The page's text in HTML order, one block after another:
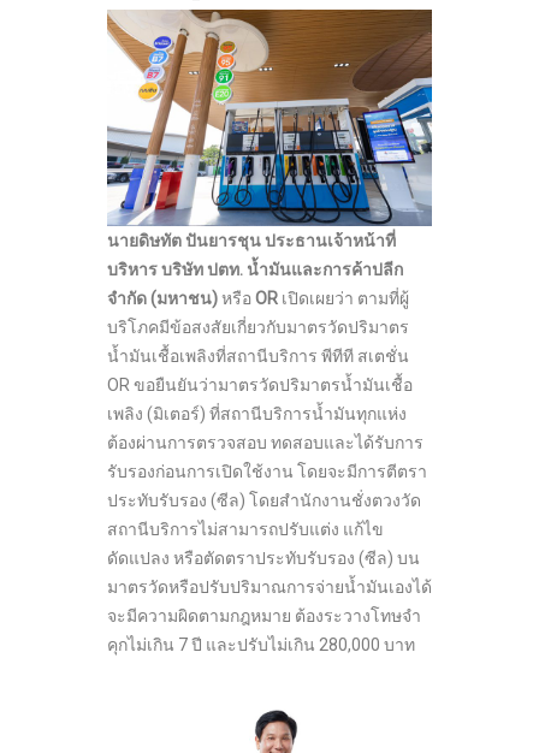
นายดิษทัต ปันยารชุนประธานเจ้าหน้าที่
บริหาร บริษัท ปตท. น้ำมันและการค้าปลีก
จำกัด (มหาชน)หรือ OR เปิดเผยว่า ตามที่ผู้
บริโภคมีข้อสงสัยเกี่ยวกับมาตรวัดปริมาตร
น้ำมันเชื้อเพลิงที่สถานีบริการ พีทีที สเตชั่น
OR ขอยืนยันว่ามาตรวัดปริมาตรน้ำมันเชื้อ
เพลิง (มิเตอร์) ที่สถานีบริการน้ำมันทุกแห่ง
ต้องผ่านการตรวจสอบ ทดสอบและได้รับการ
รับรองก่อนการเปิดใช้งาน โดยจะมีการตีตรา
ประทับรับรอง (ซีล) โดยสำนักงานชั่งตวงวัด
สถานีบริการไม่สามารถปรับแต่ง แก้ไข
ดัดแปลง หรือตัดตราประทับรับรอง (ซีล) บน
มาตรวัดหรือปรับปริมาณการจ่ายน้ำมันเองได้
จะมีความผิดตามกฎหมาย ต้องระวางโทษจำ
คุกไม่เกิน 7 ปี และปรับไม่เกิน 280,000 บาท